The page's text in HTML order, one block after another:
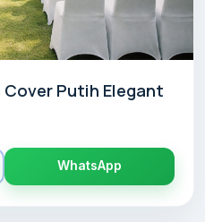
Putih Elegant
WhatsApp